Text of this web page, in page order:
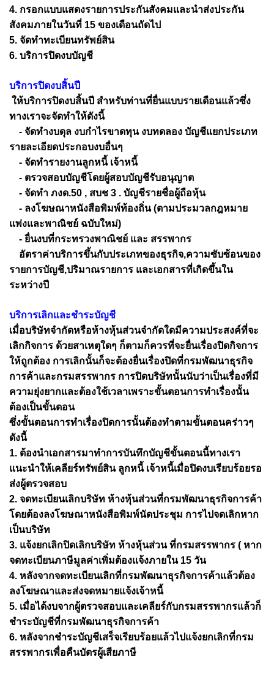
4. กรอกแบบแสดงรายการประกันสังคมและนำส่งประกัน
สังคมภายในวันที่ 15 ของเดือนถัดไป
5. จัดทำทะเบียนทรัพย์สิน
6. บริการปิดงบบัญชี
บริการปิดงบสิ้นปี
ให้บริการปิดงบสิ้นปี สำหรับท่านที่ยื่นแบบรายเดือนแล้วซึ่ง
ทางเราจะจัดทำให้ดังนี้
- จัดทำงบดุล งบกำไรขาดทุน งบทดลอง บัญชีแยกประเภท
รายละเอียดประกอบงบอื่นๆ
- จัดทำรายงานลูกหนี้ เจ้าหนี้
- ตรวจสอบบัญชีโดยผู้สอบบัญชีรับอนุญาต
- จัดทำ ภงด.50 , สบช 3 . บัญชีรายชื่อผู้ถือหุ้น
- ลงโฆษณาหนังสือพิมพ์ท้องถิ่น (ตามประมวลกฎหมาย
แพ่งและพาณิชย์ ฉบับใหม่)
- ยื่นงบที่กระทรวงพาณิชย์ และ สรรพากร
อัตราค่าบริการขึ้นกับประเภทของธุรกิจ,ความซับซ้อนของ
รายการบัญชี,ปริมาณรายการ และเอกสารที่เกิดขึ้นใน
ระหว่างปี
บริการเลิกและชำระบัญชี
เมื่อบริษัทจำกัดหรือห้างหุ้นส่วนจำกัดใดมีความประสงค์ที่จะ
เลิกกิจการ ด้วยสาเหตุใดๆ ก็ตามก็ควรที่จะยื่นเรื่องปิดกิจการ
ให้ถูกต้อง การเลิกนั้นก็จะต้องยื่นเรื่องปิดที่กรมพัฒนาธุรกิจ
การค้าและกรมสรรพากร การปิดบริษัทนั้นนับว่าเป็นเรื่องที่มี
ความยุ่งยากและต้องใช้เวลาเพราะขั้นตอนการทำเรื่องนั้น
ต้องเป็นขั้นตอน
ซึ่งขั้นตอนการทำเรื่องปิดการนั้นต้องทำตามขั้นตอนคร่าวๆ
ดังนี้
1. ต้องนำเอกสารมาทำการบันทึกบัญชีขั้นตอนนี้ทางเรา
แนะนำให้เคลียร์ทรัพย์สิน ลูกหนี้ เจ้าหนี้เมื่อปิดงบเรียบร้อยรอ
ส่งผู้ตรวจสอบ
2. จดทะเบียนเลิกบริษัท ห้างหุ้นส่วนที่กรมพัฒนาธุรกิจการค้า
โดยต้องลงโฆษณาหนังสือพิมพ์นัดประชุม การไปจดเลิกหาก
เป็นบริษัท
3. แจ้งยกเลิกปิดเลิกบริษัท ห้างหุ้นส่วน ที่กรมสรรพากร ( หาก
จดทะเบียนภาษีมูลค่าเพิ่มต้องแจ้งภายใน 15 วัน
4. หลังจากจดทะเบียนเลิกที่กรมพัฒนาธุรกิจการค้าแล้วต้อง
ลงโฆษณาและส่งจดหมายแจ้งเจ้าหนี้
5. เมื่อได้งบจากผู้ตรวจสอบและเคลียร์กับกรมสรรพากรแล้วก็
ชำระบัญชีที่กรมพัฒนาธุรกิจการค้า
6. หลังจากชำระบัญชีเสร็จเรียบร้อยแล้วไปแจ้งยกเลิกที่กรม
สรรพากรเพื่อคืนบัตรผู้เสียภาษี